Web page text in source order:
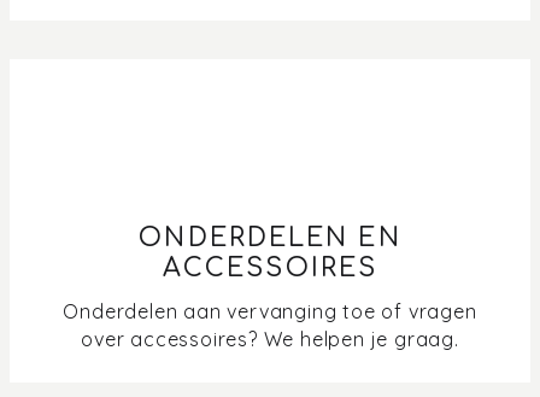
ONDERDELEN EN
ACCESSOIRES
Onderdelen aan vervanging toe of vragen
over accessoires? We helpen je graag.